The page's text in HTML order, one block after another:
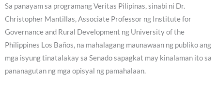
Sa panayam sa programang Veritas Pilipinas, sinabi ni Dr.
Christopher Mantillas, Associate Professor ng Institute for
Governance and Rural Development ng University of the
Philippines Los Baños, na mahalagang maunawaan ng publiko ang
mga isyung tinatalakay sa Senado sapagkat may kinalaman ito sa
pananagutan ng mga opisyal ng pamahalaan.